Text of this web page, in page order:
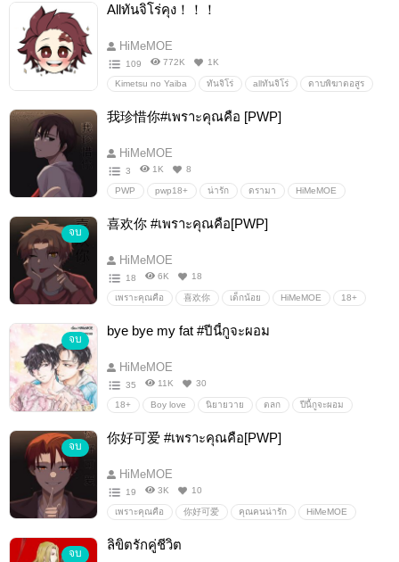
ความลับของคุณเฮสเปอร์
Allทันจิโร่คุง！！！
HiMeMOE
109 772K 1K
Kimetsu no Yaiba ทันจิโร่ allทันจิโร่ ดาบพิฆาตอสูร
Fanfiction แฟนฟิคชั่น น่ารัก Boy love
我珍惜你#เพราะ​คุณ​คือ​ [PWP]​
HiMeMOE
3 1K 8
PWP pwp18+ น่ารัก ดรามา HiMeMOE
จบ
喜欢你 #เพราะคุณคือ[PWP]​
HiMeMOE
18 6K 18
เพราะคุณคือ 喜欢你 เด็กน้อย HiMeMOE 18+
ขี้หวง PWP
จบ
bye bye my fat #ปีนี้กูจะผอม
HiMeMOE
35 11K 30
18+ Boy love นิยายวาย ตลก ปีนี้กูจะผอม
นิยายรัก เด็กกินผู้ใหญ่
จบ
你好可爱 #เพราะคุณ​คือ[PWP]
HiMeMOE
19 3K 10
เพราะคุณคือ 你好可爱 คุณคนน่ารัก HiMeMOE
นิยายวาย 18+
จบ
ลิขิตรักคู่ชีวิต